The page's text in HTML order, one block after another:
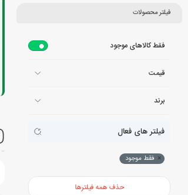
فیلتر محصولات
فقط کالاهای موجود
قیمت
برند
فیلتر های فعال
فقط موجود ×
حذف همه فیلترها